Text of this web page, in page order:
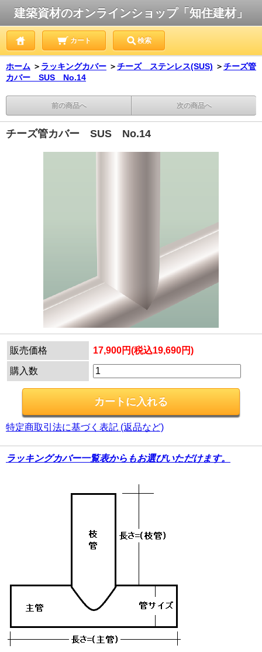
建築資材のオンラインショップ「知住建材」
カート 検索
ホーム ＞ ラッキングカバー ＞チーズ ステンレス(SUS) ＞チーズ管
カバー SUS No.14
前の商品へ 次の商品へ
チーズ管カバー SUS No.14
販売価格 17,900円(税込19,690円)
購入数
特定商取引法に基づく表記 (返品など)
ラッキングカバー一覧表からもお選びいただけます。